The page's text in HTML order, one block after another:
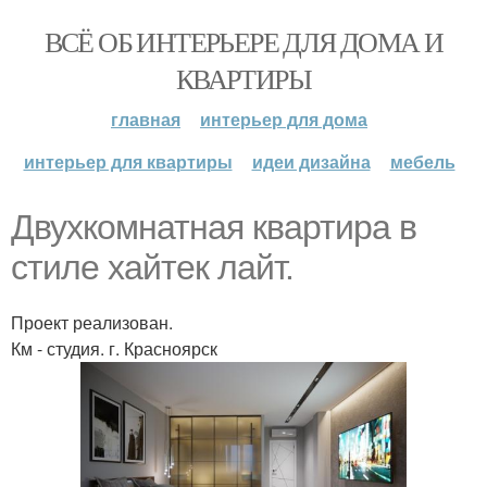
ВСЁ ОБ ИНТЕРЬЕРЕ ДЛЯ ДОМА И
КВАРТИРЫ
главная
интерьер для дома
интерьер для квартиры
идеи дизайна мебель
Двухкомнатная квартира в
стиле хайтек лайт.
Проект реализован.
Км - студия. г. Красноярск